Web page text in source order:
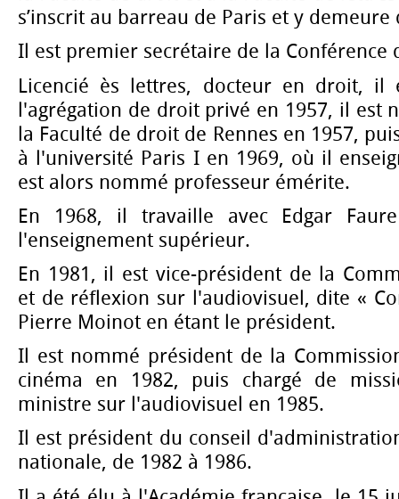
s’inscrit au barreau de Paris et y
Il est premier secrétaire de la Conférence
Licencié ès lettres, docteur en droit, il
l'agrégation de droit privé en 1957, il est
la Faculté de droit de Rennes en 1957,
à l'université Paris I en 1969, où il
est alors nommé professeur émérite.
En 1968, il travaille avec Edgar
l'enseignement supérieur.
En 1981, il est vice-président de la
et de réflexion sur l'audiovisuel, dite «
Pierre Moinot en étant le président.
Il est nommé président de la
cinéma en 1982, puis chargé de
ministre sur l'audiovisuel en 1985.
Il est président du conseil
nationale, de 1982 à 1986.